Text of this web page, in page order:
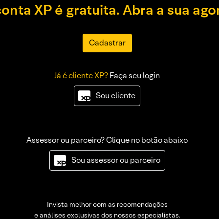
XP é gratuita. Abra a sua
Cadastrar
Já é cliente XP?Faça seu login
Sou cliente
Assessor ou parceiro? Clique no botão abaixo
Sou assessor ou parceiro
Invista melhor com as recomendações
e análises exclusivas dos nossos especialistas.